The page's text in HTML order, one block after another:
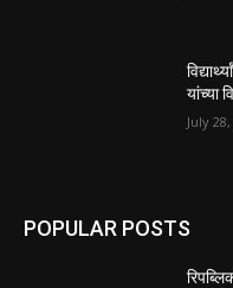
यांच्या
July
POPULAR POSTS